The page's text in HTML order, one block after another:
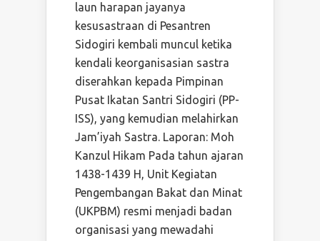
laun harapan jayanya
kesusastraan di Pesantren
Sidogiri kembali muncul ketika
kendali keorganisasian sastra
diserahkan kepada Pimpinan
Pusat Ikatan Santri Sidogiri (PP-
ISS), yang kemudian melahirkan
Jam’iyah Sastra. Laporan: Moh
Kanzul Hikam Pada tahun ajaran
1438-1439 H, Unit Kegiatan
Pengembangan Bakat dan Minat
(UKPBM) resmi menjadi badan
organisasi yang mewadahi